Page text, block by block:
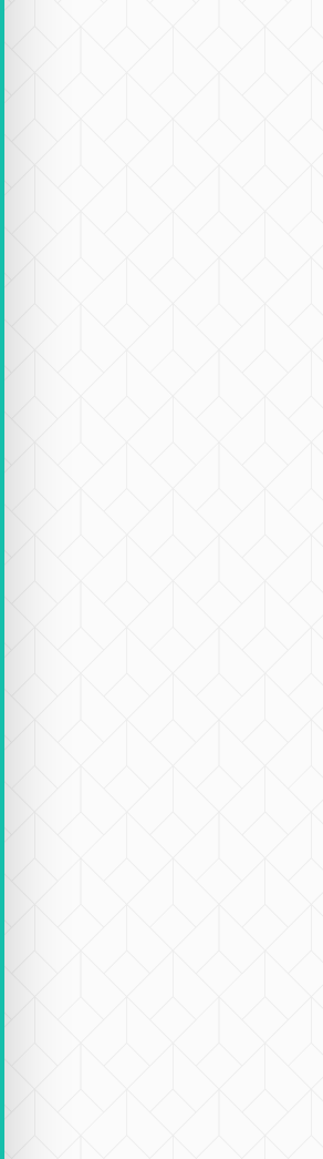
service. We have
to travel
cities in Taiwan.
has been
and arrives
time. As there is
English it
difficulty out of
the
details and
prior to the
convenient.